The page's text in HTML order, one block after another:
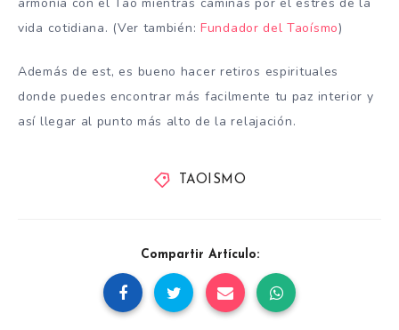
armonía con el Tao mientras caminas por el estrés de la
vida cotidiana. (Ver también: Fundador del Taoísmo)
Además de est, es bueno hacer retiros espirituales
donde puedes encontrar más facilmente tu paz interior y
así llegar al punto más alto de la relajación.
TAOISMO
Compartir Artículo: